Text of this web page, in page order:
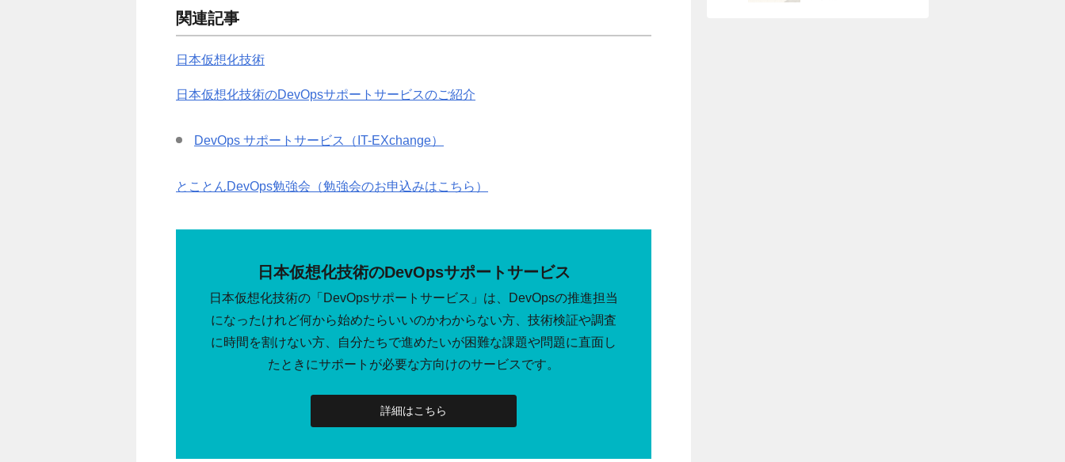
関連記事
日本仮想化技術
日本仮想化技術のDevOpsサポートサービスのご紹介
DevOps サポートサービス（IT-EXchange）
とことんDevOps勉強会（勉強会のお申込みはこちら）
日本仮想化技術のDevOpsサポートサービス
日本仮想化技術の「DevOpsサポートサービス」は、DevOpsの推進担当
になったけれど何から始めたらいいのかわからない方、技術検証や調査
に時間を割けない方、自分たちで進めたいが困難な課題や問題に直面し
たときにサポートが必要な方向けのサービスです。
詳細はこちら